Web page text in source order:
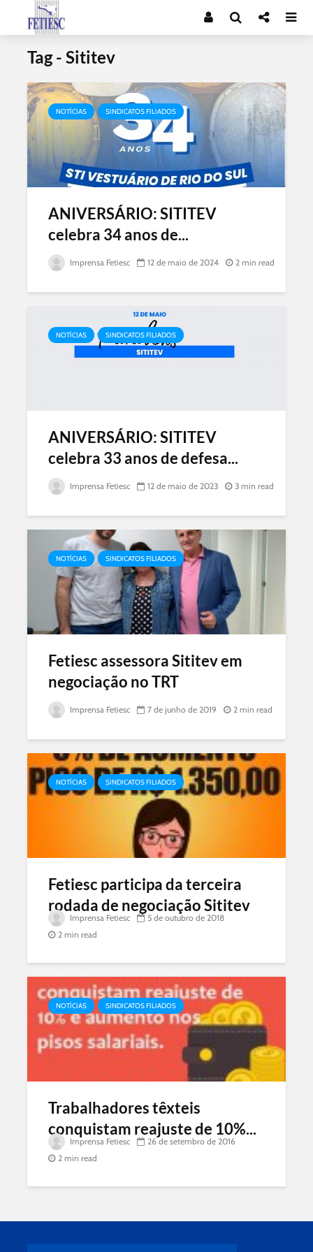
Tag - Sititev
NOTÍCIAS SINDICATOS FILIADOS
ANIVERSÁRIO: SITITEV
celebra 34 anos de...
Imprensa Fetiesc 12 de maio de 2024 2 min read
NOTÍCIAS SINDICATOS FILIADOS
ANIVERSÁRIO: SITITEV
celebra 33 anos de defesa...
Imprensa Fetiesc 12 de maio de 2023 3 min read
NOTÍCIAS SINDICATOS FILIADOS
Fetiesc assessora Sititev em
negociação no TRT
Imprensa Fetiesc 7 de junho de 2019 2 min read
NOTÍCIAS SINDICATOS FILIADOS
Fetiesc participa da terceira
rodada de negociação Sititev
Imprensa Fetiesc
5 de outubro de 2018
2 min read
NOTÍCIAS SINDICATOS FILIADOS
Trabalhadores têxteis
conquistam reajuste de 10%...
Imprensa Fetiesc
26 de setembro de 2016
2 min read